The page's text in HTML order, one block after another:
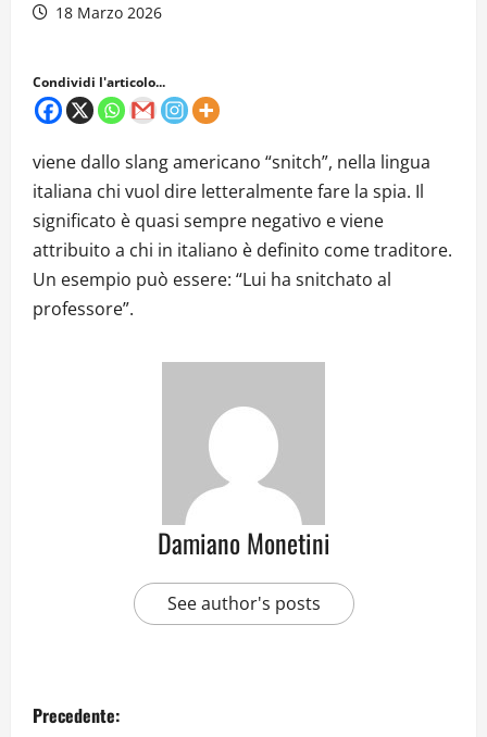
18 Marzo 2026
Condividi l'articolo...
viene dallo slang americano “snitch”, nella lingua
italiana chi vuol dire letteralmente fare la spia. Il
significato è quasi sempre negativo e viene
attribuito a chi in italiano è definito come traditore.
Un esempio può essere: “Lui ha snitchato al
professore”.
Damiano Monetini
See author's posts
Precedente: